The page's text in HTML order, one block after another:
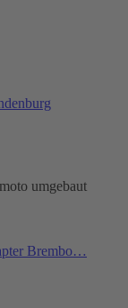
umgebaut
Brembo…